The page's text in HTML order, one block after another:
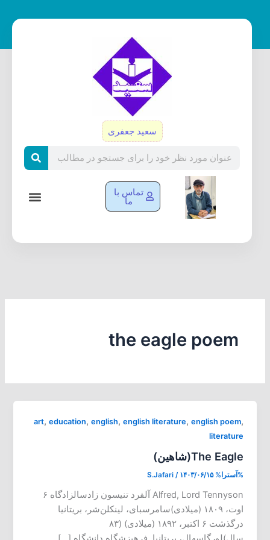
سعید جعفری
تماس با
ما
the eagle poem
art, education, english, english literature, english poem,
literature
The Eagle(شاهین)
%آسترا% S.Jafari / ۱۴۰۳/۰۶/۱۵
Alfred, Lord Tennyson آلفرد تنیسون زادسالزادگاه ۶
اوت، ۱۸۰۹ (میلادی)سامرسبای، لینکلن‌شر، بریتانیا
درگذشت ۶ اکتبر، ۱۸۹۲ (میلادی) (۸۳